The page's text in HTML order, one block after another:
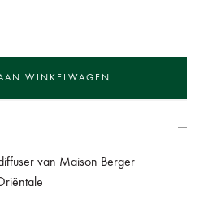
van Maison Berger